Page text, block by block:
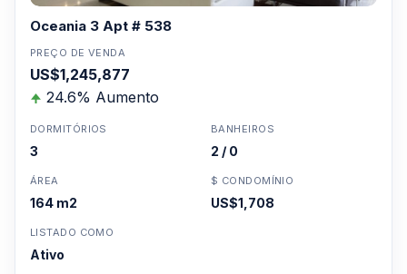
Oceania 3 Apt # 538
PREÇO DE VENDA
US$1,245,877
24.6% Aumento
DORMITÓRIOS
3
BANHEIROS
2 / 0
ÁREA
164 m2
$ CONDOMÍNIO
US$1,708
LISTADO COMO
Ativo